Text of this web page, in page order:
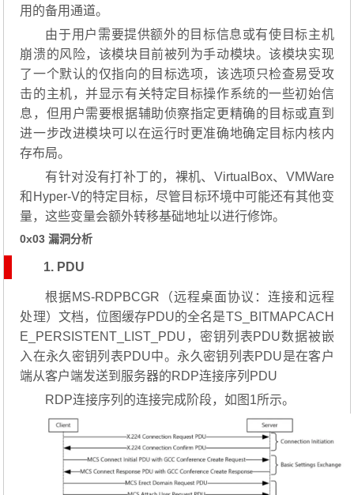
用的备用通道。
由于用户需要提供额外的目标信息或有使目标主机
崩溃的风险，该模块目前被列为手动模块。该模块实现
了一个默认的仅指向的目标选项，该选项只检查易受攻
击的主机，并显示有关特定目标操作系统的一些初始信
息，但用户需要根据辅助侦察指定更精确的目标或直到
进一步改进模块可以在运行时更准确地确定目标内核内
存布局。
有针对没有打补丁的，裸机、VirtualBox、VMWare
和Hyper-V的特定目标，尽管目标环境中可能还有其他变
量，这些变量会额外转移基础地址以进行修饰。
0x03 漏洞分析
1. PDU
根据MS-RDPBCGR（远程桌面协议：连接和远程
处理）文档，位图缓存PDU的全名是TS_BITMAPCACH
E_PERSISTENT_LIST_PDU，密钥列表PDU数据被嵌
入在永久密钥列表PDU中。永久密钥列表PDU是在客户
端从客户端发送到服务器的RDP连接序列PDU
RDP连接序列的连接完成阶段，如图1所示。